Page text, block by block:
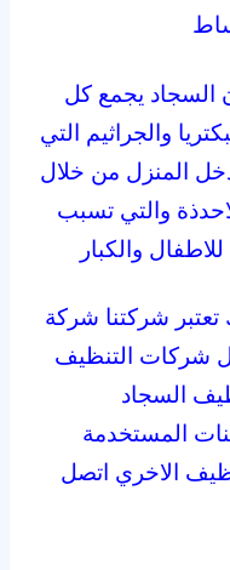
السجاد يجمع كل
والجراثيم التي
المنزل من خلال
والتي تسبب
والكبار
تعتبر شركتنا شركة
شركات التنظيف
السجاد
المستخدمة
الاخري اتصل